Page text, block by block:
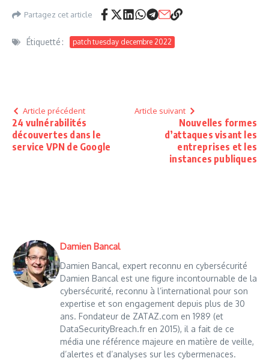
Partagez cet article
Étiquetté : patch tuesday decembre 2022
Article précédent
24 vulnérabilités
découvertes dans le
service VPN de Google
Article suivant
Nouvelles formes
d’attaques visant les
entreprises et les
instances publiques
Damien Bancal
Damien Bancal, expert reconnu en cybersécurité
Damien Bancal est une figure incontournable de la
cybersécurité, reconnu à l’international pour son
expertise et son engagement depuis plus de 30
ans. Fondateur de ZATAZ.com en 1989 (et
DataSecurityBreach.fr en 2015), il a fait de ce
média une référence majeure en matière de veille,
d’alertes et d’analyses sur les cybermenaces.